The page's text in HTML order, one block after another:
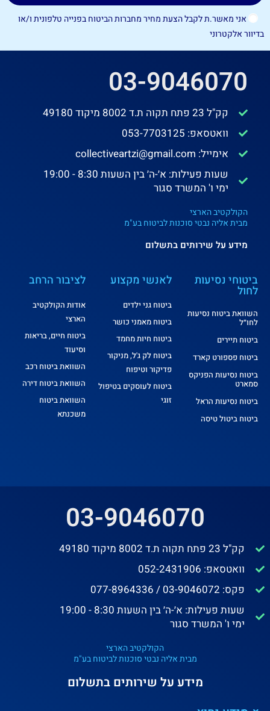
אני מאשר.ת לקבל הצעת מחיר מחברות הביטוח בפנייה טלפונית ו/או
בדיוור אלקטרוני
לציבור הרחב
אודות הקולקטיב
הארצי
ביטוח חיים, בריאות
וסיעוד
השוואת ביטוח רכב
השוואת ביטוח דירה
השוואת ביטוח
משכנתא
לאנשי מקצוע
ביטוח גני ילדים
ביטוח מאמני כושר
ביטוח חיות מחמד
ביטוח לק ג'ל, מניקור
פדיקור וטיפוח
ביטוח לעוסקים בטיפול
זוגי
ביטוחי נסיעות
לחול
השוואת ביטוח נסיעות
לחו״ל
ביטוח תיירים
ביטוח פספורט קארד
ביטוח נסיעות הפניקס
סמארט
ביטוח נסיעות הראל
ביטוח ביטול טיסה
03-9046070
קק"ל 23 פתח תקוה ת.ד 8002 מיקוד 49180
וואטסאפ: 053-7703125
אימייל: collectiveartzi@gmail.com
שעות פעילות: א׳-ה׳ בין השעות 8:30 - 19:00
ימי ו' המשרד סגור
הקולקטיב הארצי
מבית אליה נבטי סוכנות לביטוח בע"מ
מידע על שירותים בתשלום
03-9046070
קק"ל 23 פתח תקוה ת.ד 8002 מיקוד 49180
וואטסאפ: 052-2431906
פקס: 03-9046072 / 077-8964336
שעות פעילות: א׳-ה׳ בין השעות 8:30 - 19:00
ימי ו' המשרד סגור
הקולקטיב הארצי
מבית אליה נבטי סוכנות לביטוח בע"מ
מידע על שירותים בתשלום